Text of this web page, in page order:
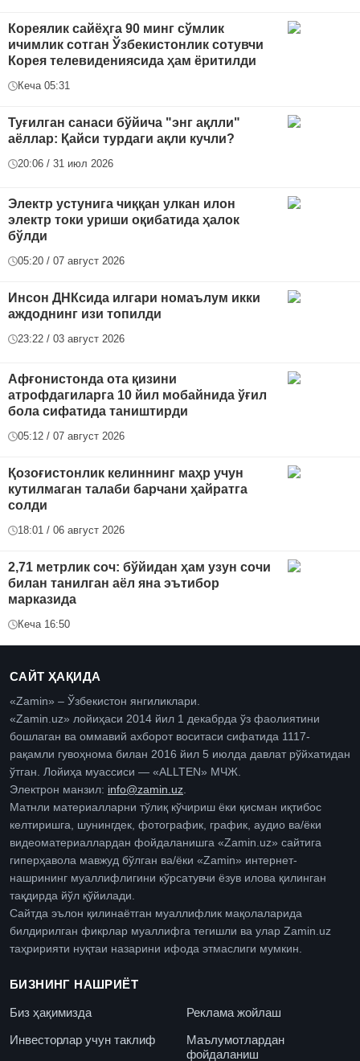
Кореялик сайёҳга 90 минг сўмлик
ичимлик сотган Ўзбекистонлик сотувчи
Корея телевидениясида ҳам ёритилди
Кеча 05:31
Туғилган санаси бўйича "энг ақлли"
аёллар: Қайси турдаги ақли кучли?
20:06 / 31 июл 2026
Электр устунига чиққан улкан илон
электр токи уриши оқибатида ҳалок
бўлди
05:20 / 07 август 2026
Инсон ДНКсида илгари номаълум икки
аждоднинг изи топилди
23:22 / 03 август 2026
Афғонистонда ота қизини
атрофдагиларга 10 йил мобайнида ўғил
бола сифатида таништирди
05:12 / 07 август 2026
Қозоғистонлик келиннинг маҳр учун
кутилмаган талаби барчани ҳайратга
солди
18:01 / 06 август 2026
2,71 метрлик соч: бўйидан ҳам узун сочи
билан танилган аёл яна эътибор
марказида
Кеча 16:50
САЙТ ҲАҚИДА
«Zamin» – Ўзбекистон янгиликлари.
«Zamin.uz» лойиҳаси 2014 йил 1 декабрда ўз фаолиятини
бошлаган ва оммавий ахборот воситаси сифатида 1117-
рақамли гувоҳнома билан 2016 йил 5 июлда давлат рўйхатидан
ўтган. Лойиҳа муассиси — «ALLTEN» МЧЖ.
Электрон манзил: info@zamin.uz.
Матнли материалларни тўлиқ кўчириш ёки қисман иқтибос
келтиришга, шунингдек, фотографик, график, аудио ва/ёки
видеоматериаллардан фойдаланишга «Zamin.uz» сайтига
гиперҳавола мавжуд бўлган ва/ёки «Zamin» интернет-
нашрининг муаллифлигини кўрсатувчи ёзув илова қилинган
тақдирда йўл қўйилади.
Сайтда эълон қилинаётган муаллифлик мақолаларида
билдирилган фикрлар муаллифга тегишли ва улар Zamin.uz
таҳририяти нуқтаи назарини ифода этмаслиги мумкин.
БИЗНИНГ НАШРИЁТ
Биз ҳақимизда
Реклама жойлаш
Инвесторлар учун таклиф
Маълумотлардан
фойдаланиш